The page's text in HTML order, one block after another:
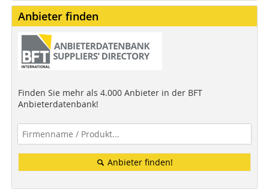
Anbieter finden
Finden Sie mehr als 4.000 Anbieter in der BFT
Anbieterdatenbank!
Anbieter finden!